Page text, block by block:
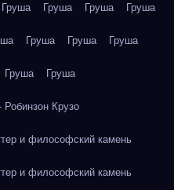
Груша Груша Груша Груша
Груша Груша Груша
Груша Груша
Крузо
и философский камень
и философский камень